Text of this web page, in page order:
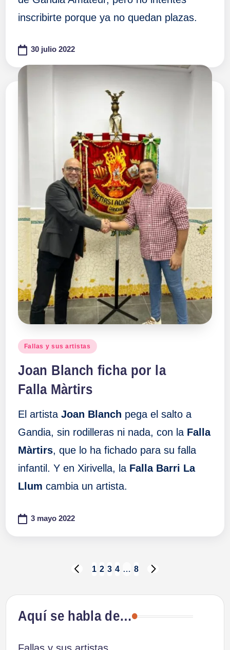
inscribirte porque ya no quedan plazas.
30 julio 2022
Publicado
Fallas y sus artistas
Joan Blanch ficha por la
Falla Màrtirs
El artistaJoan Blanch pega el salto a
Gandia, sin rodilleras ni nada, con la Falla
Màrtirs, que lo ha fichado para su falla
infantil. Y en Xirivella, la Falla Barri La
Llum cambia un artista.
3 mayo 2022
Paginación
de
entradas
PÁGINA
1 2 3 4 … 8
Aquí se habla de…
Fallas y sus artistas